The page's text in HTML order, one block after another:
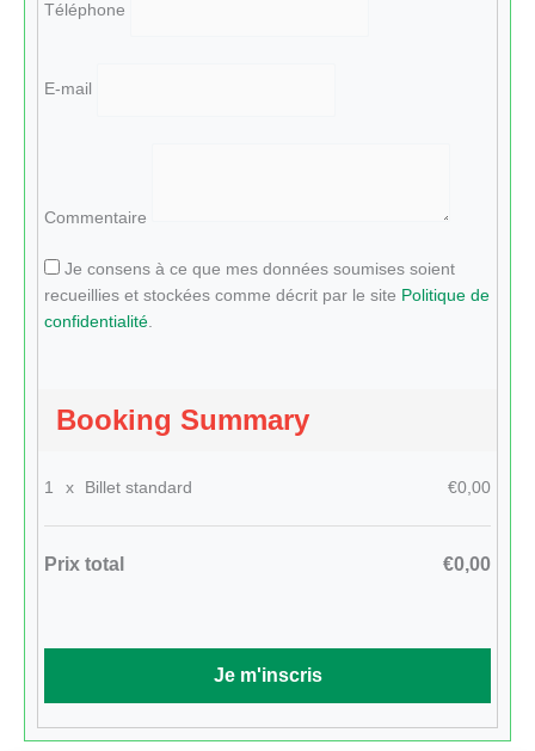
Téléphone
E-mail
Commentaire
Je consens à ce que mes données soumises soient
recueillies et stockées comme décrit par le site Politique de
confidentialité.
Booking Summary
1 x Billet standard €0,00
Prix total €0,00